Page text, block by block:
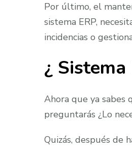
Por último, el
sistema ERP,
incidencias o
¿ Sistema
Ahora que ya sabes
preguntarás ¿Lo
Quizás, después de